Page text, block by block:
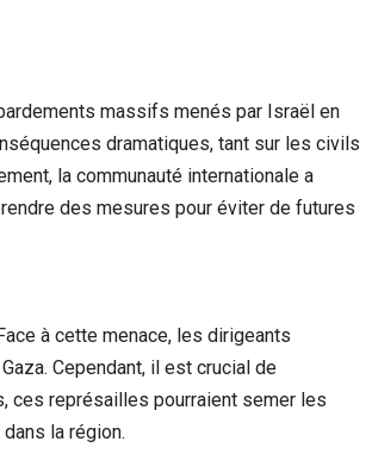
massifs menés par Israël en
dramatiques, tant sur les civils
la communauté internationale a
des mesures pour éviter de futures
à cette menace, les dirigeants
Cependant, il est crucial de
ces représailles pourraient semer les
la région.